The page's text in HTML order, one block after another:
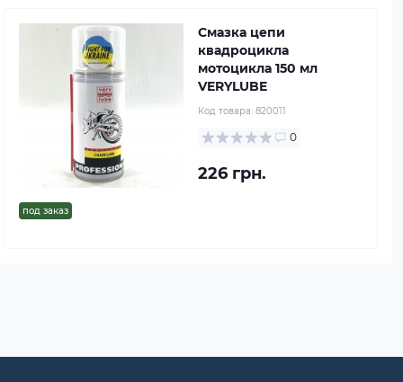
под заказ
Смазка цепи
квадроцикла
мотоцикла 150 мл
VERYLUBE
Код товара: 820011
0
226 грн.